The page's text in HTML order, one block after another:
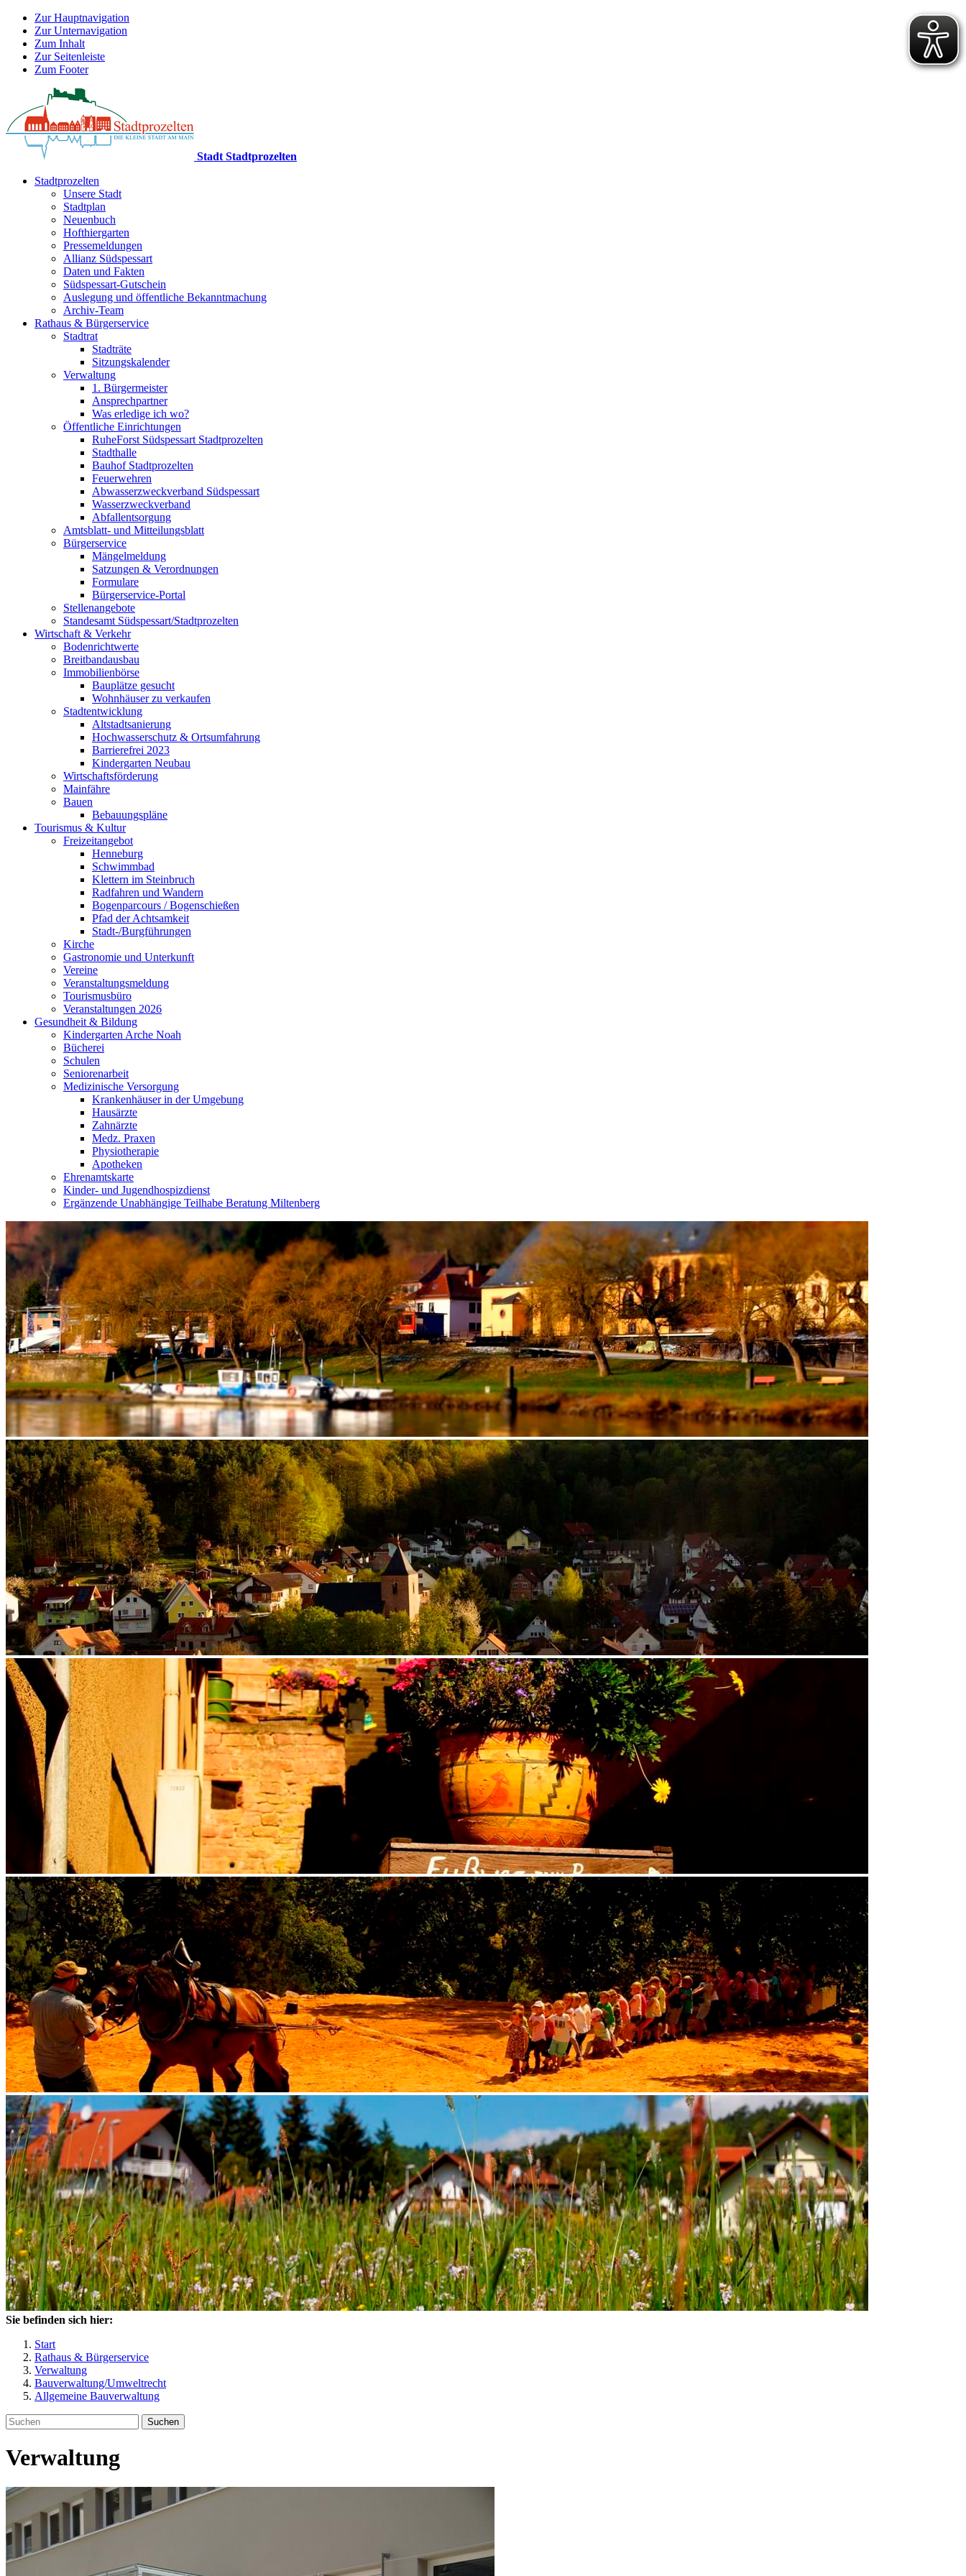
Zur Hauptnavigation
Zur Unternavigation
Zum Inhalt
Zur Seitenleiste
Zum Footer
Stadt Stadtprozelten
Stadtprozelten
Unsere Stadt
Stadtplan
Neuenbuch
Hofthiergarten
Pressemeldungen
Allianz Südspessart
Daten und Fakten
Südspessart-Gutschein
Auslegung und öffentliche Bekanntmachung
Archiv-Team
Rathaus & Bürgerservice
Stadtrat
Stadträte
Sitzungskalender
Verwaltung
1. Bürgermeister
Ansprechpartner
Was erledige ich wo?
Öffentliche Einrichtungen
RuheForst Südspessart Stadtprozelten
Stadthalle
Bauhof Stadtprozelten
Feuerwehren
Abwasserzweckverband Südspessart
Wasserzweckverband
Abfallentsorgung
Amtsblatt- und Mitteilungsblatt
Bürgerservice
Mängelmeldung
Satzungen & Verordnungen
Formulare
Bürgerservice-Portal
Stellenangebote
Standesamt Südspessart/Stadtprozelten
Wirtschaft & Verkehr
Bodenrichtwerte
Breitbandausbau
Immobilienbörse
Bauplätze gesucht
Wohnhäuser zu verkaufen
Stadtentwicklung
Altstadtsanierung
Hochwasserschutz & Ortsumfahrung
Barrierefrei 2023
Kindergarten Neubau
Wirtschaftsförderung
Mainfähre
Bauen
Bebauungspläne
Tourismus & Kultur
Freizeitangebot
Henneburg
Schwimmbad
Klettern im Steinbruch
Radfahren und Wandern
Bogenparcours / Bogenschießen
Pfad der Achtsamkeit
Stadt-/Burgführungen
Kirche
Gastronomie und Unterkunft
Vereine
Veranstaltungsmeldung
Tourismusbüro
Veranstaltungen 2026
Gesundheit & Bildung
Kindergarten Arche Noah
Bücherei
Schulen
Seniorenarbeit
Medizinische Versorgung
Krankenhäuser in der Umgebung
Hausärzte
Zahnärzte
Medz. Praxen
Physiotherapie
Apotheken
Ehrenamtskarte
Kinder- und Jugendhospizdienst
Ergänzende Unabhängige Teilhabe Beratung Miltenberg
Sie befinden sich hier:
Start
Rathaus & Bürgerservice
Verwaltung
Bauverwaltung/Umweltrecht
Allgemeine Bauverwaltung
Suchen
Verwaltung